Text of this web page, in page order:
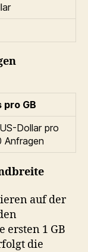
pro GB
Dollar pro
Anfragen
auf der
ersten 1 GB
die